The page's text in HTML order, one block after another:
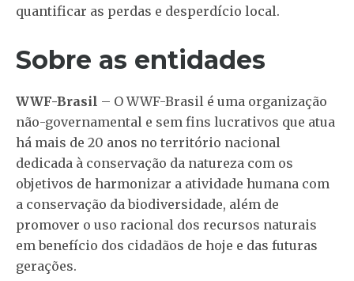
quantificar as perdas e desperdício local.
Sobre as entidades
WWF-Brasil – O WWF-Brasil é uma organização
não-governamental e sem fins lucrativos que atua
há mais de 20 anos no território nacional
dedicada à conservação da natureza com os
objetivos de harmonizar a atividade humana com
a conservação da biodiversidade, além de
promover o uso racional dos recursos naturais
em benefício dos cidadãos de hoje e das futuras
gerações.